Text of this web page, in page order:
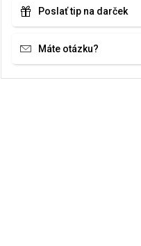
Poslať tip na darček
Máte otázku?